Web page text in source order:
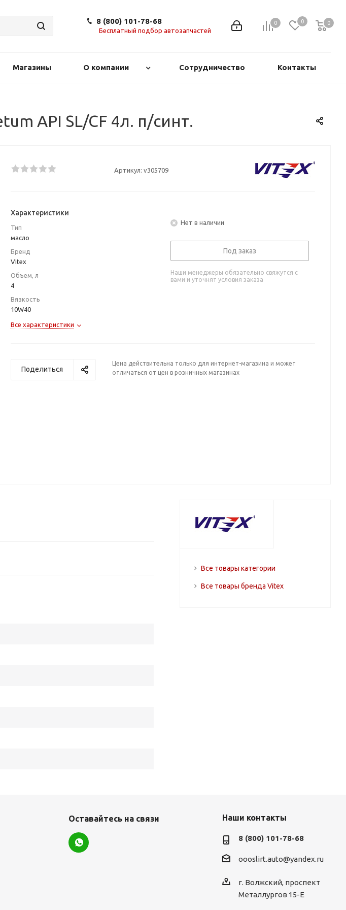
0 0 0
0
8 (800) 101-78-68
Бесплатный подбор автозапчастей
Магазины О компании Сотрудничество Контакты
API SL/CF 4л. п/синт.
Артикул: v305709
Характеристики
Тип
масло
Бренд
Vitex
Объем, л
4
Вязкость
10W40
Все характеристики
Нет в наличии
Под заказ
Наши менеджеры обязательно свяжутся с
вами и уточнят условия заказа
Поделиться
Цена действительна только для интернет-магазина и может
отличаться от цен в розничных магазинах
Все товары категории
Все товары бренда Vitex
Оставайтесь на связи Наши контакты
8 (800) 101-78-68
oooslirt.auto@yandex.ru
г. Волжский, проспект
Металлургов 15-Е